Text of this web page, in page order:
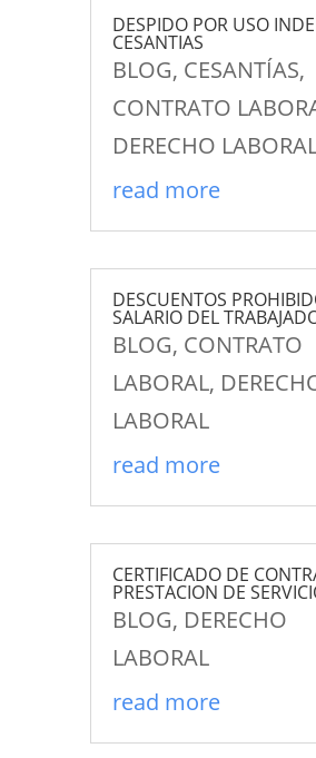
DESPIDO POR USO
CESANTIAS
BLOG, CESANTÍAS,
CONTRATO
DERECHO
read more
DESCUENTOS
SALARIO DEL
BLOG, CONTRATO
LABORAL,
LABORAL
read more
CERTIFICADO DE
PRESTACION DE
BLOG, DERECHO
LABORAL
read more